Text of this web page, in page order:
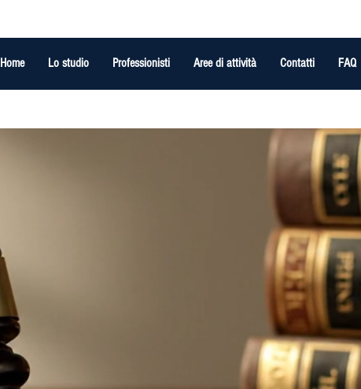
Home Lo studio Professionisti Aree di attività Contatti FAQ